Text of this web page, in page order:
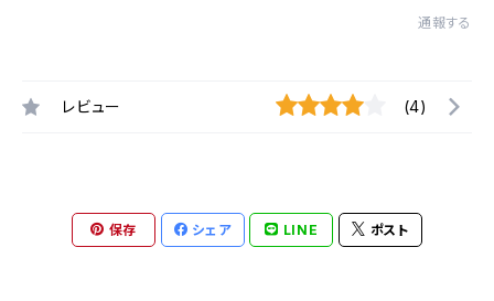
通報する
レビュー (4)
保存 シェア LINE ポスト